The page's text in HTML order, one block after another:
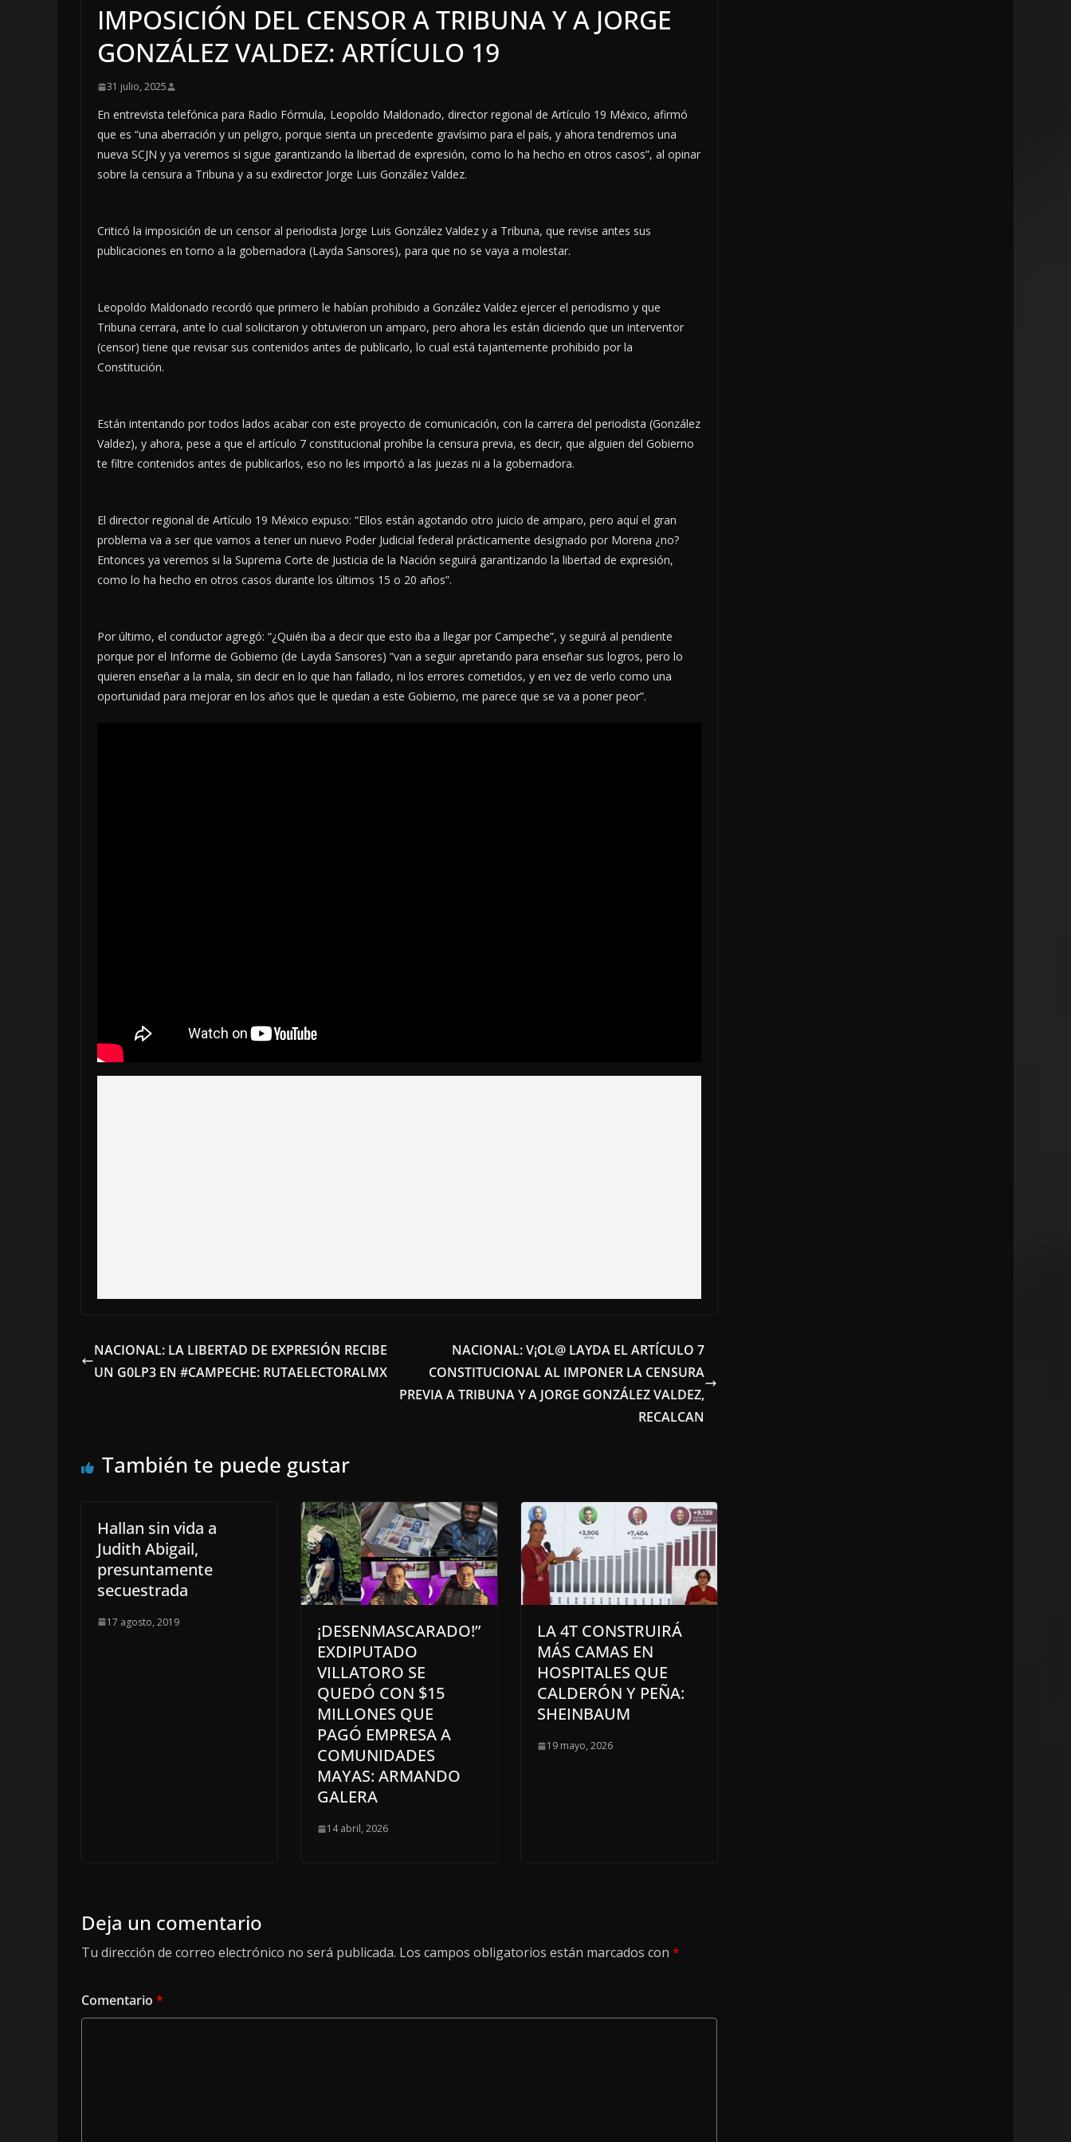
IMPOSICIÓN DEL CENSOR A TRIBUNA Y A JORGE
GONZÁLEZ VALDEZ: ARTÍCULO 19
31 julio, 2025
En entrevista telefónica para Radio Fórmula, Leopoldo Maldonado, director regional de Artículo 19 México, afirmó
que es “una aberración y un peligro, porque sienta un precedente gravísimo para el país, y ahora tendremos una
nueva SCJN y ya veremos si sigue garantizando la libertad de expresión, como lo ha hecho en otros casos”, al opinar
sobre la censura a Tribuna y a su exdirector Jorge Luis González Valdez.
Criticó la imposición de un censor al periodista Jorge Luis González Valdez y a Tribuna, que revise antes sus
publicaciones en torno a la gobernadora (Layda Sansores), para que no se vaya a molestar.
Leopoldo Maldonado recordó que primero le habían prohibido a González Valdez ejercer el periodismo y que
Tribuna cerrara, ante lo cual solicitaron y obtuvieron un amparo, pero ahora les están diciendo que un interventor
(censor) tiene que revisar sus contenidos antes de publicarlo, lo cual está tajantemente prohibido por la
Constitución.
Están intentando por todos lados acabar con este proyecto de comunicación, con la carrera del periodista (González
Valdez), y ahora, pese a que el artículo 7 constitucional prohíbe la censura previa, es decir, que alguien del Gobierno
te filtre contenidos antes de publicarlos, eso no les importó a las juezas ni a la gobernadora.
El director regional de Artículo 19 México expuso: “Ellos están agotando otro juicio de amparo, pero aquí el gran
problema va a ser que vamos a tener un nuevo Poder Judicial federal prácticamente designado por Morena ¿no?
Entonces ya veremos si la Suprema Corte de Justicia de la Nación seguirá garantizando la libertad de expresión,
como lo ha hecho en otros casos durante los últimos 15 o 20 años”.
Por último, el conductor agregó: “¿Quién iba a decir que esto iba a llegar por Campeche”, y seguirá al pendiente
porque por el Informe de Gobierno (de Layda Sansores) “van a seguir apretando para enseñar sus logros, pero lo
quieren enseñar a la mala, sin decir en lo que han fallado, ni los errores cometidos, y en vez de verlo como una
oportunidad para mejorar en los años que le quedan a este Gobierno, me parece que se va a poner peor”.
NACIONAL: LA LIBERTAD DE EXPRESIÓN RECIBE
UN G0LP3 EN #CAMPECHE: RUTAELECTORALMX
NACIONAL: V¡OL@ LAYDA EL ARTÍCULO 7
CONSTITUCIONAL AL IMPONER LA CENSURA
PREVIA A TRIBUNA Y A JORGE GONZÁLEZ VALDEZ,
RECALCAN
También te puede gustar
Hallan sin vida a
Judith Abigail,
presuntamente
secuestrada
17 agosto, 2019
¡DESENMASCARADO!”
EXDIPUTADO
VILLATORO SE
QUEDÓ CON $15
MILLONES QUE
PAGÓ EMPRESA A
COMUNIDADES
MAYAS: ARMANDO
GALERA
14 abril, 2026
LA 4T CONSTRUIRÁ
MÁS CAMAS EN
HOSPITALES QUE
CALDERÓN Y PEÑA:
SHEINBAUM
19 mayo, 2026
Deja un comentario
Tu dirección de correo electrónico no será publicada. Los campos obligatorios están marcados con *
Comentario *